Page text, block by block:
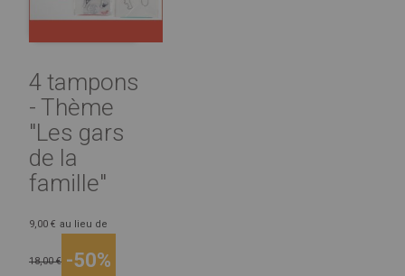
4 tampons
- Thème
"Les gars
de la
famille"
9,00 € au lieu de
18,00 € -50%